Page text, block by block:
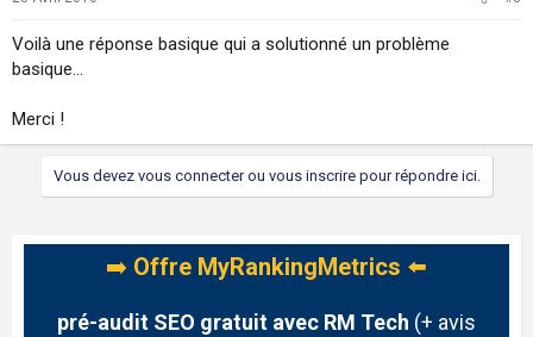
Voilà une réponse basique qui a solutionné un problème
basique...
Merci !
Vous devez vous connecter ou vous inscrire pour répondre ici.
➡️ Offre MyRankingMetrics ⬅️
pré-audit SEO gratuit avec RM Tech (+ avis